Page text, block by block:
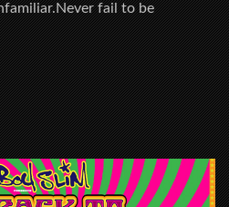
fail to be